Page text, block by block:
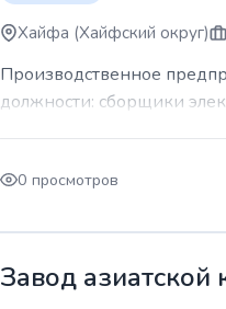
Хайфа (Хайфский округ)
Производственное
должности: сборщики
0 просмотров
Завод азиатской